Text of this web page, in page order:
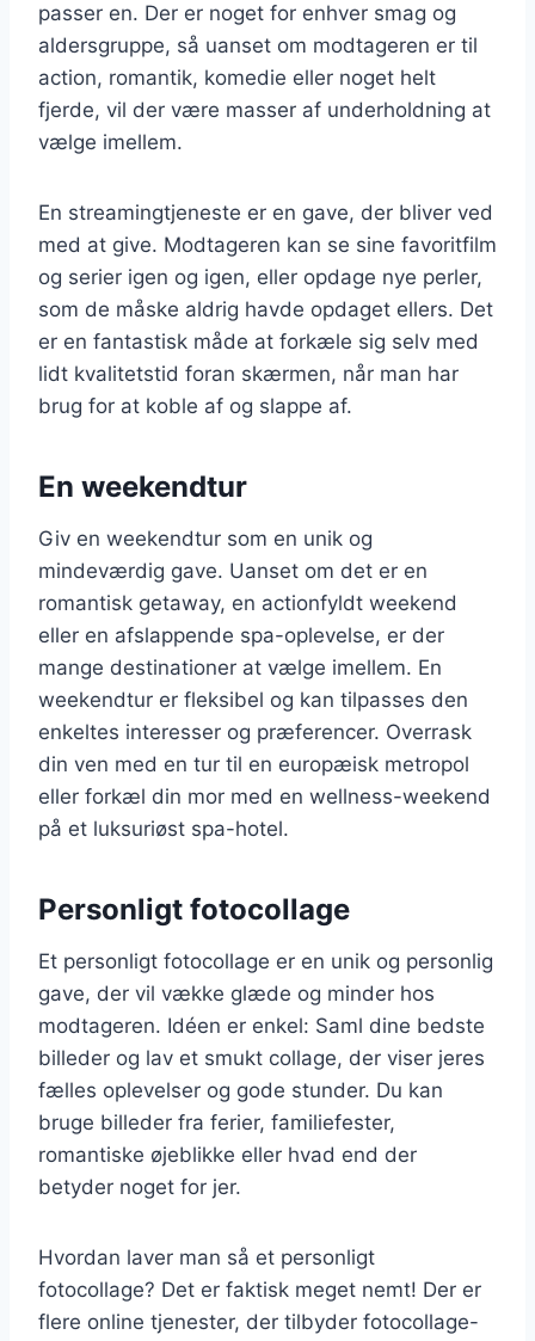
passer en. Der er noget for enhver smag og
aldersgruppe, så uanset om modtageren er til
action, romantik, komedie eller noget helt
fjerde, vil der være masser af underholdning at
vælge imellem.
En streamingtjeneste er en gave, der bliver ved
med at give. Modtageren kan se sine favoritfilm
og serier igen og igen, eller opdage nye perler,
som de måske aldrig havde opdaget ellers. Det
er en fantastisk måde at forkæle sig selv med
lidt kvalitetstid foran skærmen, når man har
brug for at koble af og slappe af.
En weekendtur
Giv en weekendtur som en unik og
mindeværdig gave. Uanset om det er en
romantisk getaway, en actionfyldt weekend
eller en afslappende spa-oplevelse, er der
mange destinationer at vælge imellem. En
weekendtur er fleksibel og kan tilpasses den
enkeltes interesser og præferencer. Overrask
din ven med en tur til en europæisk metropol
eller forkæl din mor med en wellness-weekend
på et luksuriøst spa-hotel.
Personligt fotocollage
Et personligt fotocollage er en unik og personlig
gave, der vil vække glæde og minder hos
modtageren. Idéen er enkel: Saml dine bedste
billeder og lav et smukt collage, der viser jeres
fælles oplevelser og gode stunder. Du kan
bruge billeder fra ferier, familiefester,
romantiske øjeblikke eller hvad end der
betyder noget for jer.
Hvordan laver man så et personligt
fotocollage? Det er faktisk meget nemt! Der er
flere online tjenester, der tilbyder fotocollage-